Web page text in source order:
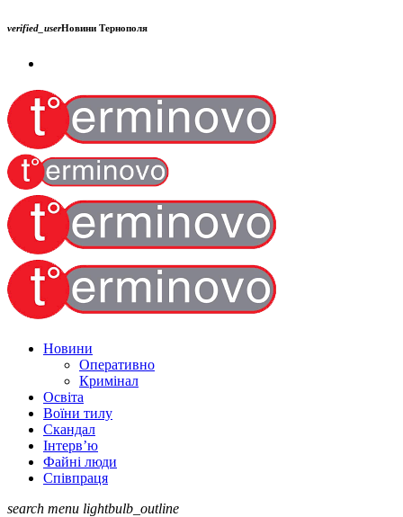
verified_userНовини Тернополя
Новини
Оперативно
Кримінал
Освіта
Воїни тилу
Скандал
Інтерв’ю
Файні люди
Співпраця
search menu lightbulb_outline